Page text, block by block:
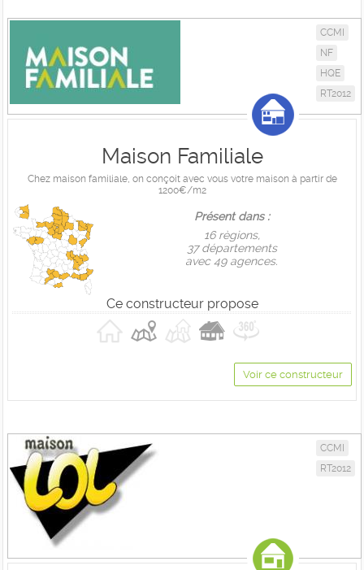
CCMI
NF
HQE
RT2012
Maison Familiale
Chez maison familiale, on conçoit avec vous votre maison à partir de
1200€/m2
Présent dans :
16 règions,
37 départements
avec 49 agences.
Ce constructeur propose
Voir ce constructeur
CCMI
RT2012